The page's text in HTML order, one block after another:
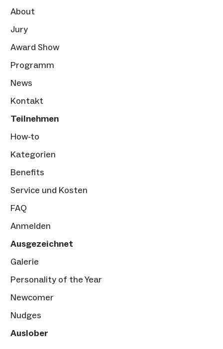
About
Jury
Award Show
Programm
News
Kontakt
Teilnehmen
How-to
Kategorien
Benefits
Service und Kosten
FAQ
Anmelden
Ausgezeichnet
Galerie
Personality of the Year
Newcomer
Nudges
Auslober